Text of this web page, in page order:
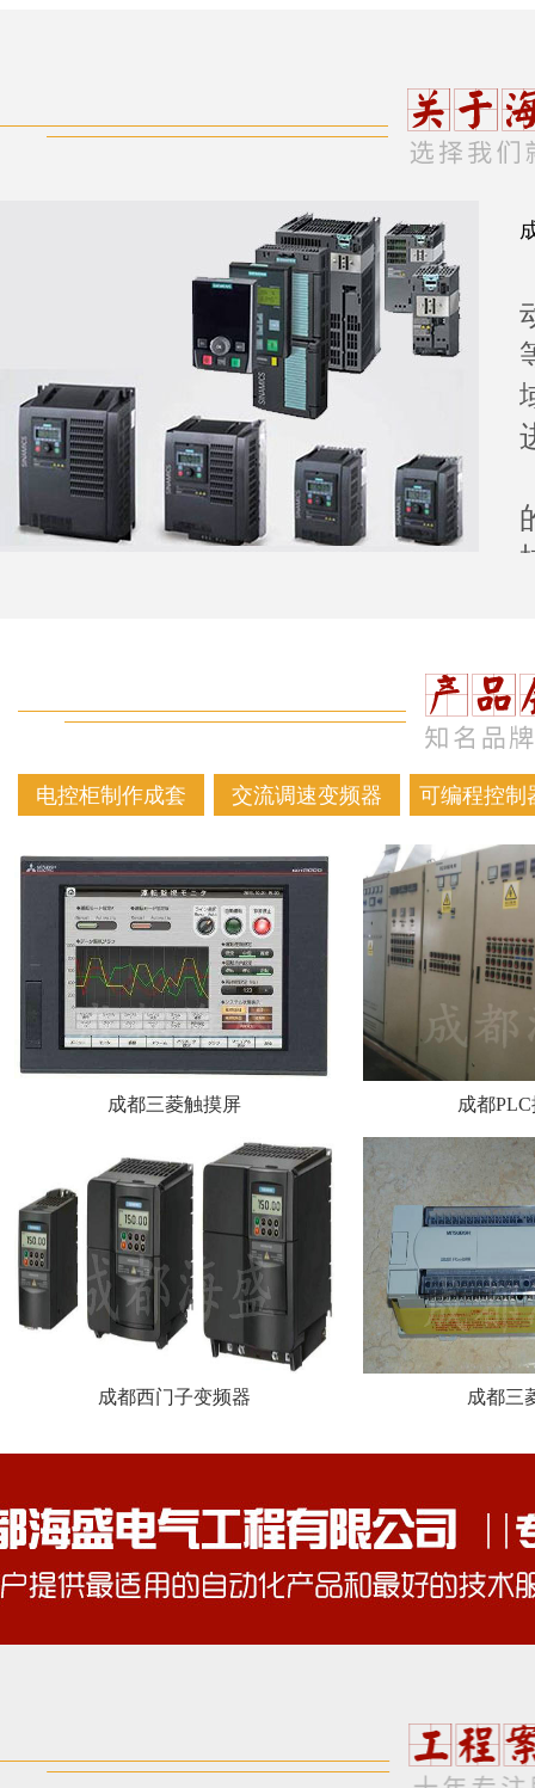
电控柜制作成套 交流调速变频器 可编程控制
成都三菱触摸屏 成都
成都西门子变频器 成都三